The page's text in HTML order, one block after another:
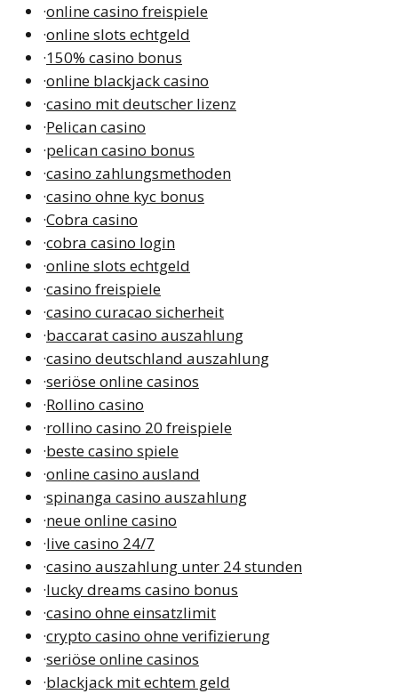
·online casino freispiele
·online slots echtgeld
·150% casino bonus
·online blackjack casino
·casino mit deutscher lizenz
·Pelican casino
·pelican casino bonus
·casino zahlungsmethoden
·casino ohne kyc bonus
·Cobra casino
·cobra casino login
·online slots echtgeld
·casino freispiele
·casino curacao sicherheit
·baccarat casino auszahlung
·casino deutschland auszahlung
·seriöse online casinos
·Rollino casino
·rollino casino 20 freispiele
·beste casino spiele
·online casino ausland
·spinanga casino auszahlung
·neue online casino
·live casino 24/7
·casino auszahlung unter 24 stunden
·lucky dreams casino bonus
·casino ohne einsatzlimit
·crypto casino ohne verifizierung
·seriöse online casinos
·blackjack mit echtem geld